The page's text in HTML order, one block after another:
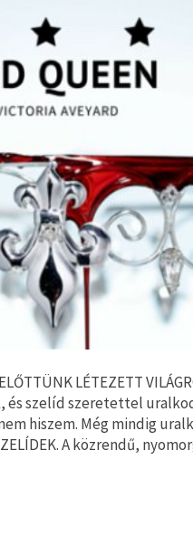
LÉTEZETT
és szelíd szeretettel
hiszem. Még mindig
A közrendű,